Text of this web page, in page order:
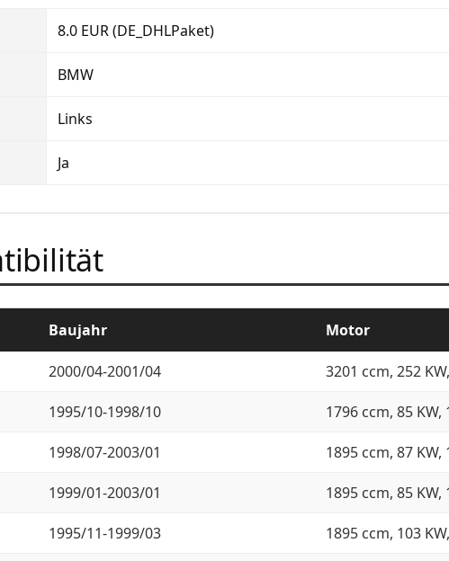
8.0 EUR (DE_DHLPaket)
BMW
Links
Ja
Baujahr Motor
2000/04-2001/04 3201 ccm, 252
1995/10-1998/10 1796 ccm, 85 KW,
1998/07-2003/01 1895 ccm, 87 KW,
1999/01-2003/01 1895 ccm, 85 KW,
1995/11-1999/03 1895 ccm, 103